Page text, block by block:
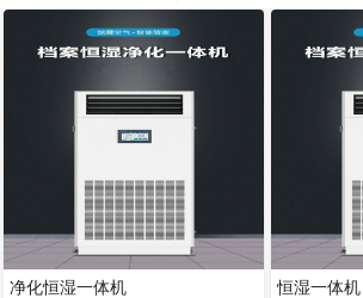
净化恒湿一体机 恒湿一体机